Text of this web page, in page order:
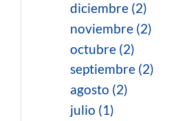
diciembre (2)
noviembre (2)
octubre (2)
septiembre (2)
agosto (2)
julio (1)